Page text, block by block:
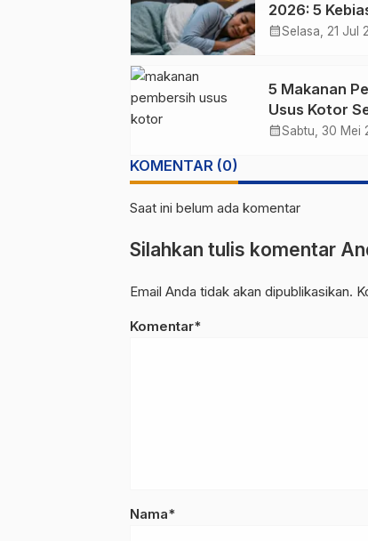
2026: 5
Harian yang
calendar_monthSelasa, 21 Jul
5 Makanan
Usus Kotor
Alami Tanpa
calendar_monthSabtu, 30 Mei
KOMENTAR (0)
Saat ini belum ada komentar
Silahkan tulis komentar
Email Anda tidak akan dipublikasikan.
Komentar*
Nama*